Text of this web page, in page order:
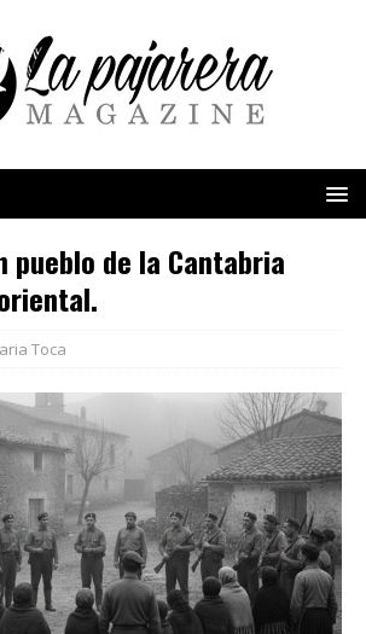
pueblo de la Cantabria
Toca